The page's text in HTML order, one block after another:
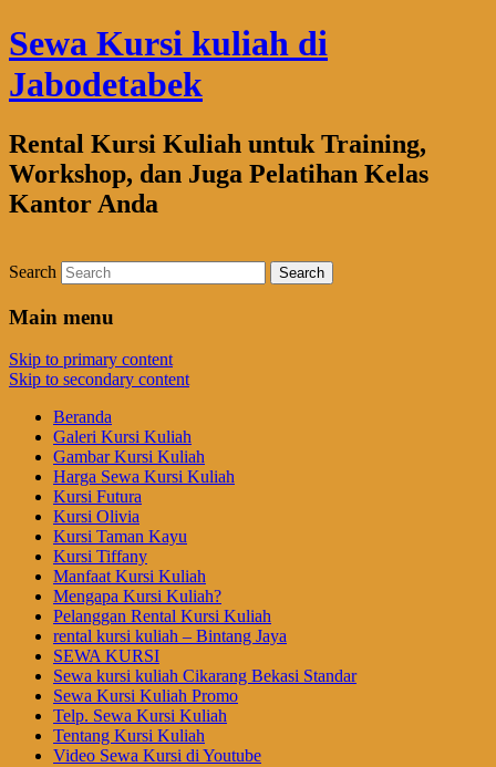
Sewa Kursi kuliah di
Jabodetabek
Rental Kursi Kuliah untuk Training,
Workshop, dan Juga Pelatihan Kelas
Kantor Anda
Search
Main menu
Skip to primary content
Skip to secondary content
Beranda
Galeri Kursi Kuliah
Gambar Kursi Kuliah
Harga Sewa Kursi Kuliah
Kursi Futura
Kursi Olivia
Kursi Taman Kayu
Kursi Tiffany
Manfaat Kursi Kuliah
Mengapa Kursi Kuliah?
Pelanggan Rental Kursi Kuliah
rental kursi kuliah – Bintang Jaya
SEWA KURSI
Sewa kursi kuliah Cikarang Bekasi Standar
Sewa Kursi Kuliah Promo
Telp. Sewa Kursi Kuliah
Tentang Kursi Kuliah
Video Sewa Kursi di Youtube